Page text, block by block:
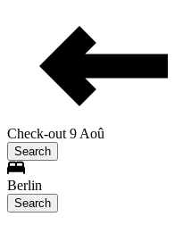
Check-out 9 Aoû
Search
Berlin
Search